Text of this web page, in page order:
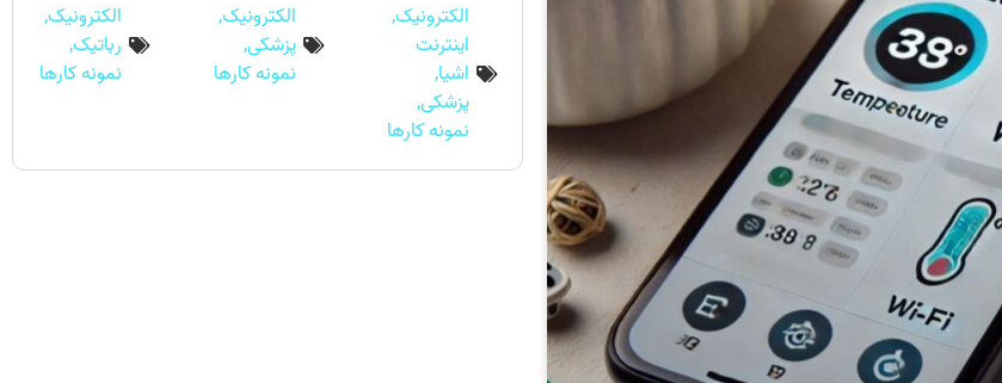
الکترونیک,
اینترنت
اشیا,
پزشکی,
نمونه کارها
الکترونیک,
پزشکی,
نمونه کارها
الکترونیک,
رباتیک,
نمونه کارها